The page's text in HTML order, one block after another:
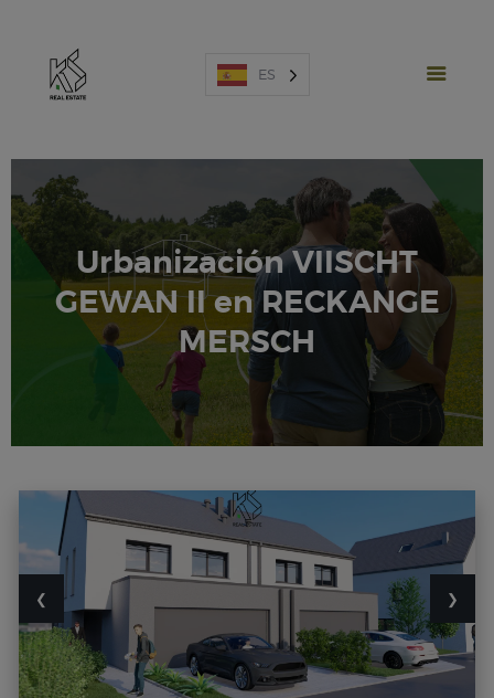
ES
Urbanización VIISCHT
GEWAN II en RECKANGE
MERSCH
NUEVOS PROYECTOS
VENTA
ALQUILER
ESPAÑA
SOBRE NOSOTROS
ESTIMACIÓN
❮ ❯